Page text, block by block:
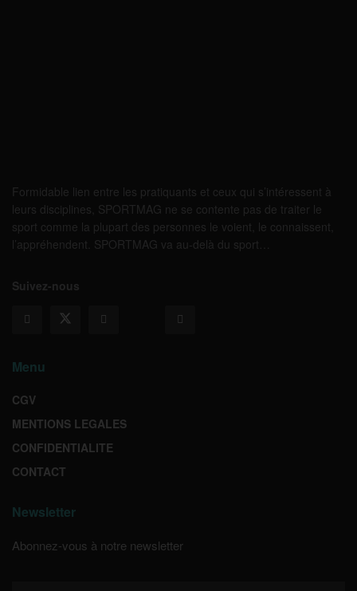
Formidable lien entre les pratiquants et ceux qui s’intéressent à
leurs disciplines, SPORTMAG ne se contente pas de traiter le
sport comme la plupart des personnes le voient, le connaissent,
l’appréhendent. SPORTMAG va au-delà du sport…
Suivez-nous
Menu
CGV
MENTIONS LEGALES
CONFIDENTIALITE
CONTACT
Newsletter
Abonnez-vous à notre newsletter